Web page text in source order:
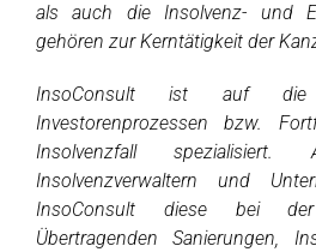
als auch die Insolvenz- und
gehören zur Kerntätigkeit der
InsoConsult ist auf die
Investorenprozessen bzw.
Insolvenzfall
Insolvenzverwaltern und
InsoConsult diese bei
Übertragenden Sanierungen,